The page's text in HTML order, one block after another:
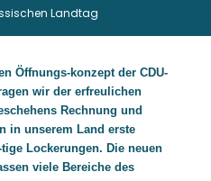
Landtag
Öffnungs-konzept der CDU-
wir der erfreulichen
Rechnung und
in unserem Land erste
tige Lockerungen. Die neuen
viele Bereiche des